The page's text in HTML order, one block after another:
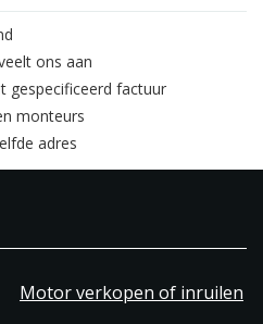
ons aan
gespecificeerd factuur
monteurs
adres
Motor verkopen of inruilen